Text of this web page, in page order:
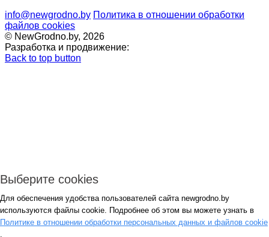
info@newgrodno.by Политика в отношении обработки
файлов cookies
© NewGrodno.by, 2026
Разработка и продвижение:
Back to top button
Авторизация
*
Выберите cookies
Для обеспечения удобства пользователей сайта newgrodno.by
используются файлы cookie. Подробнее об этом вы можете узнать в
Политике в отношении обработки персональных данных и файлов cookie
.